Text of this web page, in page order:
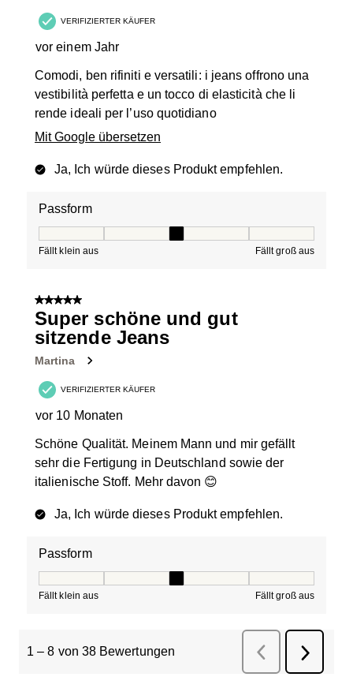
VERIFIZIERTER KÄUFER
vor einem Jahr
Comodi, ben rifiniti e versatili: i jeans offrono una
vestibilità perfetta e un tocco di elasticità che li
rende ideali per l’uso quotidiano
Mit Google übersetzen
Ja, Ich würde dieses Produkt empfehlen.
Passform
Fällt klein aus Fällt groß aus
5 von 5 Sternen.
Super schöne und gut
sitzende Jeans
Martina
VERIFIZIERTER KÄUFER
vor 10 Monaten
Schöne Qualität. Meinem Mann und mir gefällt
sehr die Fertigung in Deutschland sowie der
italienische Stoff. Mehr davon 😊
Ja, Ich würde dieses Produkt empfehlen.
Passform
Fällt klein aus Fällt groß aus
1 – 8 von 38 Bewertungen Zurück Bewertungen
Weiter